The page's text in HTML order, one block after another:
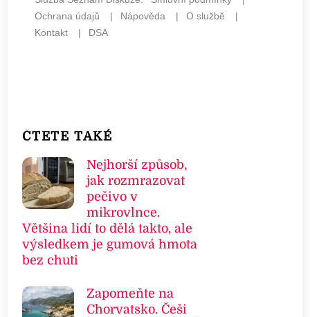
ČTETE TAKÉ
Nejhorší způsob,
jak rozmrazovat
pečivo v
mikrovlnce.
Většina lidí to dělá takto, ale
výsledkem je gumová hmota
bez chuti
Zapomeňte na
Chorvatsko. Češi